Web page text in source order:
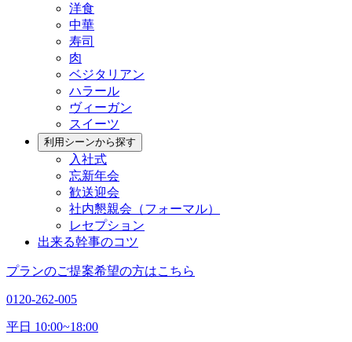
洋食
中華
寿司
肉
ベジタリアン
ハラール
ヴィーガン
スイーツ
利用シーンから探す
入社式
忘新年会
歓送迎会
社内懇親会（フォーマル）
レセプション
出来る幹事のコツ
プランのご提案希望の方はこちら
0120-262-005
平日 10:00~18:00